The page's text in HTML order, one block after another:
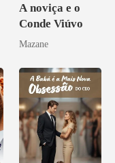
A noviça e o
Conde Viúvo
Mazane